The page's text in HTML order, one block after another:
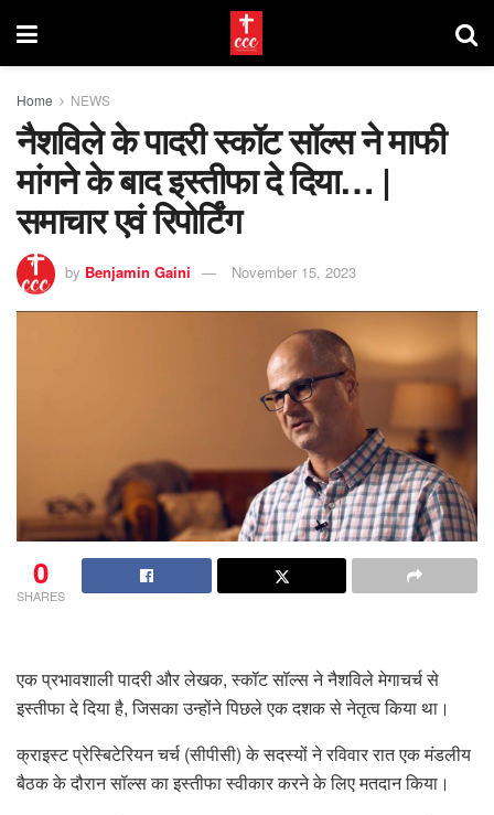
Home NEWS
नैशविले के पादरी स्कॉट सॉल्स ने माफी
मांगने के बाद इस्तीफा दे दिया… |
समाचार एवं रिपोर्टिंग
by Benjamin Gaini November 15, 2023
0
SHARES
एक प्रभावशाली पादरी और लेखक, स्कॉट सॉल्स ने नैशविले मेगाचर्च से
इस्तीफा दे दिया है, जिसका उन्होंने पिछले एक दशक से नेतृत्व किया था।
क्राइस्ट प्रेस्बिटेरियन चर्च (सीपीसी) के सदस्यों ने रविवार रात एक मंडलीय
बैठक के दौरान सॉल्स का इस्तीफा स्वीकार करने के लिए मतदान किया।